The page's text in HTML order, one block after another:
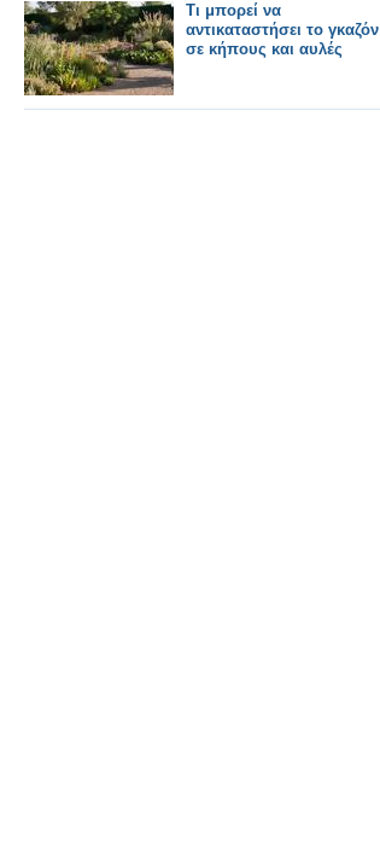
Τι μπορεί να
αντικαταστήσει το γκαζόν
σε κήπους και αυλές